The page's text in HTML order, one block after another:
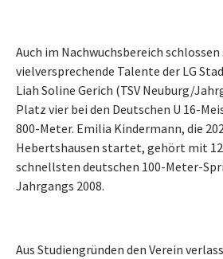
Auch im Nachwuchsbereich
vielversprechende Talente der LG
Liah Soline Gerich (TSV Neuburg/
Platz vier bei den Deutschen U 16-
800-Meter. Emilia Kindermann, die
Hebertshausen startet, gehört mit
schnellsten deutschen 100-Meter-
Jahrgangs 2008.
Aus Studiengründen den Verein